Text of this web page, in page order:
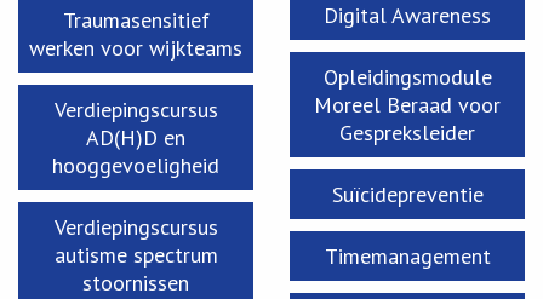
Traumasensitief
werken voor wijkteams
Verdiepingscursus
AD(H)D en
hooggevoeligheid
Verdiepingscursus
autisme spectrum
stoornissen
Digital Awareness
Opleidingsmodule
Moreel Beraad voor
Gespreksleider
Suïcidepreventie
Timemanagement